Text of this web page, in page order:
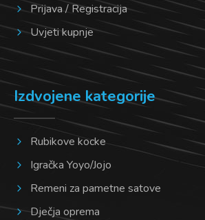
Prijava / Registracija
Uvjeti kupnje
Izdvojene kategorije
Rubikove kocke
Igračka Yoyo/Jojo
Remeni za pametne satove
Dječja oprema